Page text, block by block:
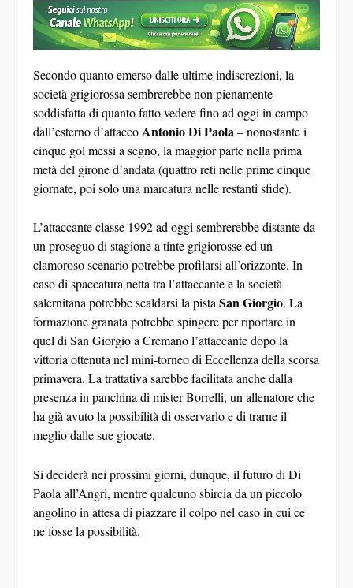
Secondo quanto emerso dalle ultime indiscrezioni, la
società grigiorossa sembrerebbe non pienamente
soddisfatta di quanto fatto vedere fino ad oggi in campo
dall’esterno d’attacco Antonio Di Paola– nonostante i
cinque gol messi a segno, la maggior parte nella prima
metà del girone d’andata (quattro reti nelle prime cinque
giornate, poi solo una marcatura nelle restanti sfide).
L’attaccante classe 1992 ad oggi sembrerebbe distante da
un proseguo di stagione a tinte grigiorosse ed un
clamoroso scenario potrebbe profilarsi all’orizzonte. In
caso di spaccatura netta tra l’attaccante e la società
salernitana potrebbe scaldarsi la pistaSan Giorgio. La
formazione granata potrebbe spingere per riportare in
quel di San Giorgio a Cremano l’attaccante dopo la
vittoria ottenuta nel mini-torneo di Eccellenza della scorsa
primavera. La trattativa sarebbe facilitata anche dalla
presenza in panchina di mister Borrelli, un allenatore che
ha già avuto la possibilità di osservarlo e di trarne il
meglio dalle sue giocate.
Si deciderà nei prossimi giorni, dunque, il futuro di Di
Paola all’Angri, mentre qualcuno sbircia da un piccolo
angolino in attesa di piazzare il colpo nel caso in cui ce
ne fosse la possibilità.